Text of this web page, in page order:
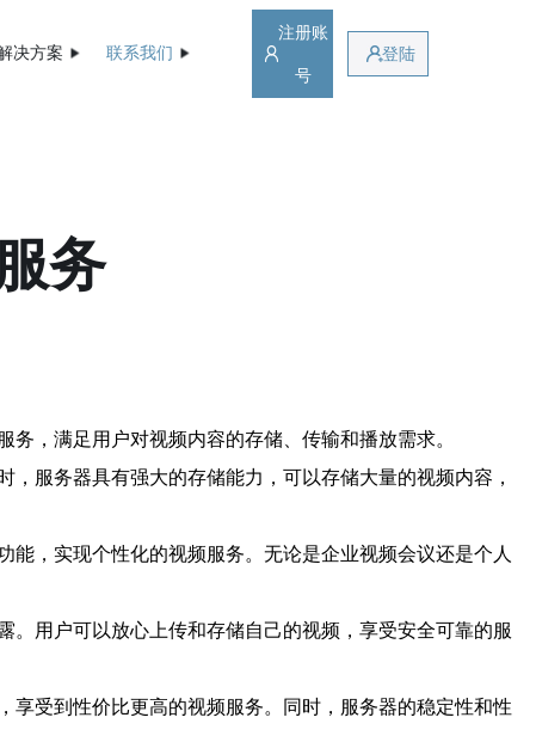
决方案 联系我们
注册账
号
登陆
务
，满足用户对视频内容的存储、传输和播放需求。
服务器具有强大的存储能力，可以存储大量的视频内容，
，实现个性化的视频服务。无论是企业视频会议还是个人
用户可以放心上传和存储自己的视频，享受安全可靠的服
受到性价比更高的视频服务。同时，服务器的稳定性和性